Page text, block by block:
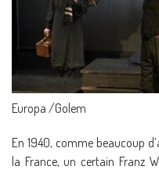
Europa /Golem
En 1940, comme beaucoup
la France, un certain Franz